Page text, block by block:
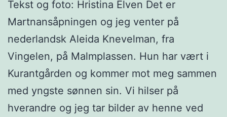
Tekst og foto: Hristina Elven Det er
Martnansåpningen og jeg venter på
nederlandsk Aleida Knevelman, fra
Vingelen, på Malmplassen. Hun har vært i
Kurantgården og kommer mot meg sammen
med yngste sønnen sin. Vi hilser på
hverandre og jeg tar bilder av henne ved